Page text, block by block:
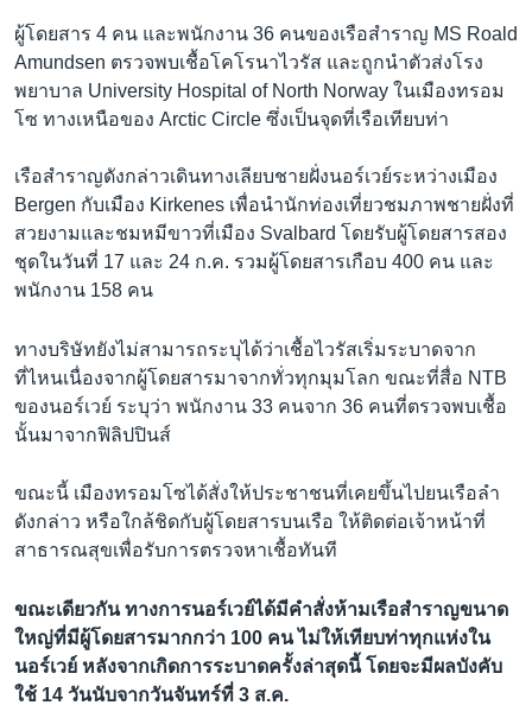
ผู้โดยสาร 4 คน และพนักงาน 36 คนของเรือสำราญ MS Roald
Amundsen ตรวจพบเชื้อโคโรนาไวรัส และถูกนำตัวส่งโรง
พยาบาล University Hospital of North Norway ในเมืองทรอม
โซ ทางเหนือของ Arctic Circle ซึ่งเป็นจุดที่เรือเทียบท่า
เรือสำราญดังกล่าวเดินทางเลียบชายฝั่งนอร์เวย์ระหว่างเมือง
Bergen กับเมือง Kirkenes เพื่อนำนักท่องเที่ยวชมภาพชายฝั่งที่
สวยงามและชมหมีขาวที่เมือง Svalbard โดยรับผู้โดยสารสอง
ชุดในวันที่ 17 และ 24 ก.ค. รวมผู้โดยสารเกือบ 400 คน และ
พนักงาน 158 คน
ทางบริษัทยังไม่สามารถระบุได้ว่าเชื้อไวรัสเริ่มระบาดจาก
ที่ไหนเนื่องจากผู้โดยสารมาจากทั่วทุกมุมโลก ขณะที่สื่อ NTB
ของนอร์เวย์ ระบุว่า พนักงาน 33 คนจาก 36 คนที่ตรวจพบเชื้อ
นั้นมาจากฟิลิปปินส์
ขณะนี้ เมืองทรอมโซได้สั่งให้ประชาชนที่เคยขึ้นไปยนเรือลำ
ดังกล่าว หรือใกล้ชิดกับผู้โดยสารบนเรือ ให้ติดต่อเจ้าหน้าที่
สาธารณสุขเพื่อรับการตรวจหาเชื้อทันที
ขณะเดียวกัน ทางการนอร์เวย์ได้มีคำสั่งห้ามเรือสำราญขนาด
ใหญ่ที่มีผู้โดยสารมากกว่า 100 คน ไม่ให้เทียบท่าทุกแห่งใน
นอร์เวย์ หลังจากเกิดการระบาดครั้งล่าสุดนี้ โดยจะมีผลบังคับ
ใช้ 14 วันนับจากวันจันทร์ที่ 3 ส.ค.